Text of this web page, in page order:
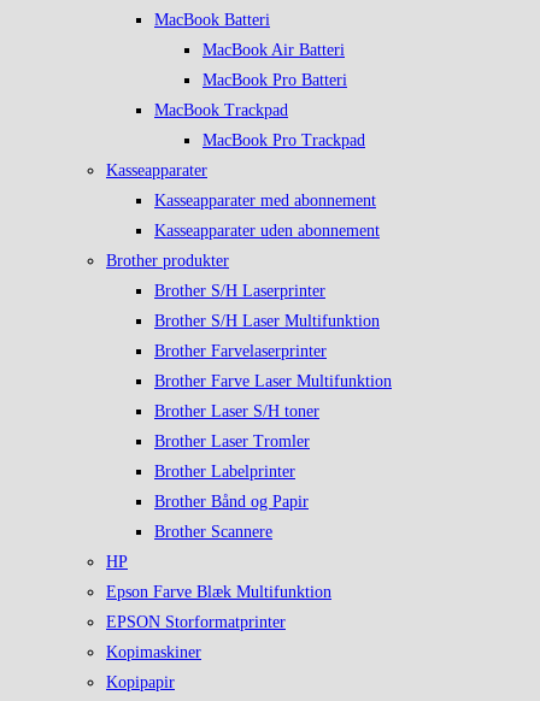
MacBook Batteri
MacBook Air Batteri
MacBook Pro Batteri
MacBook Trackpad
MacBook Pro Trackpad
Kasseapparater
Kasseapparater med abonnement
Kasseapparater uden abonnement
Brother produkter
Brother S/H Laserprinter
Brother S/H Laser Multifunktion
Brother Farvelaserprinter
Brother Farve Laser Multifunktion
Brother Laser S/H toner
Brother Laser Tromler
Brother Labelprinter
Brother Bånd og Papir
Brother Scannere
HP
Epson Farve Blæk Multifunktion
EPSON Storformatprinter
Kopimaskiner
Kopipapir